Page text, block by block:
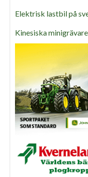
Elektrisk lastbil på
Kinesiska